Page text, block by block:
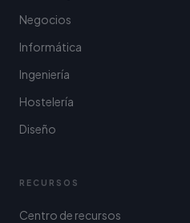
Negocios
Informática
Ingeniería
Hostelería
Diseño
RECURSOS
Centro de recursos